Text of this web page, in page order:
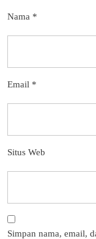
Nama *
Email *
Situs Web
Simpan nama, email,